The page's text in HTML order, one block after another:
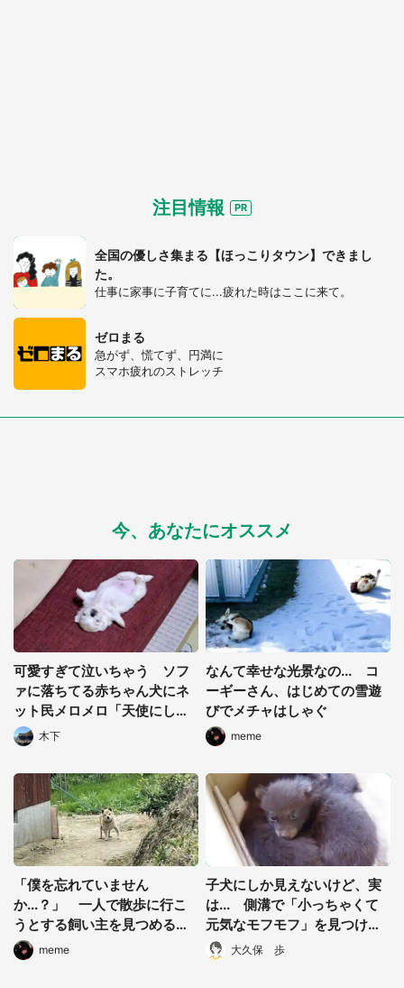
注目情報
全国の優しさ集まる【ほっこりタウン】できまし
た。
仕事に家事に子育てに...疲れた時はここに来て。
ゼロまる
急がず、慌てず、円満に
スマホ疲れのストレッチ
今、あなたにオススメ
可愛すぎて泣いちゃう ソフ
ァに落ちてる赤ちゃん犬にネ
ット民メロメロ「天使にしか
見えない」「尊い...」
木下
なんて幸せな光景なの... コ
ーギーさん、はじめての雪遊
びでメチャはしゃぐ
meme
「僕を忘れていません
か...？」 一人で散歩に行こ
うとする飼い主を見つめるワ
ンコの哀愁が凄い
meme
子犬にしか見えないけど、実
は... 側溝で「小っちゃくて
元気なモフモフ」を見つけて
も、連れて帰っちゃダメな理
由
大久保 歩